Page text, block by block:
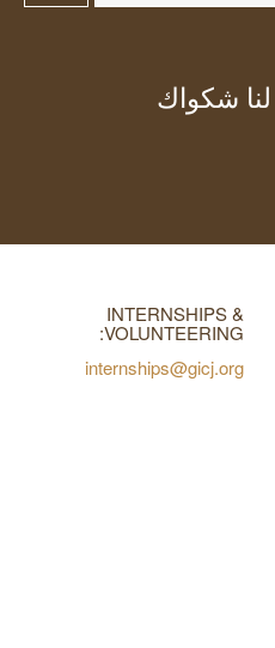
شكواك
INTERNSHIPS &
VOLUNTEERING:
internships@gicj.org